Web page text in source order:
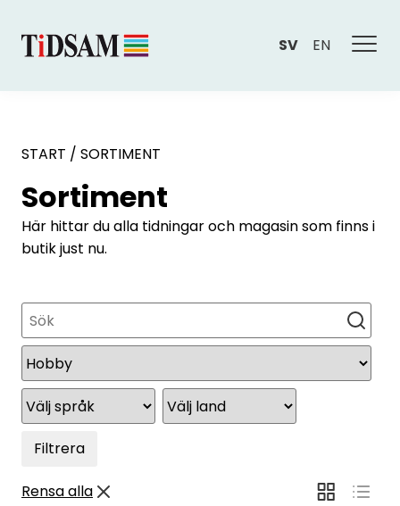
SV EN
START / SORTIMENT
Sortiment
Här hittar du alla tidningar och magasin som finns i
butik just nu.
Sök
Filtrera
Rensa alla